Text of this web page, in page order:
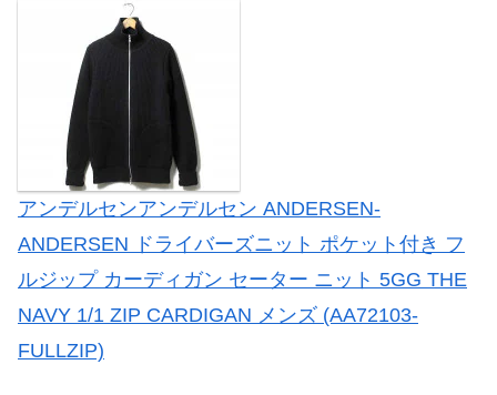
アンデルセンアンデルセン ANDERSEN-
ANDERSEN ドライバーズニット ポケット付き フ
ルジップ カーディガン セーター ニット 5GG THE
NAVY 1/1 ZIP CARDIGAN メンズ (AA72103-
FULLZIP)